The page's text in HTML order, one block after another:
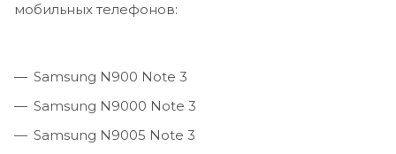
мобильных телефонов:
Samsung N900 Note 3
Samsung N9000 Note 3
Samsung N9005 Note 3